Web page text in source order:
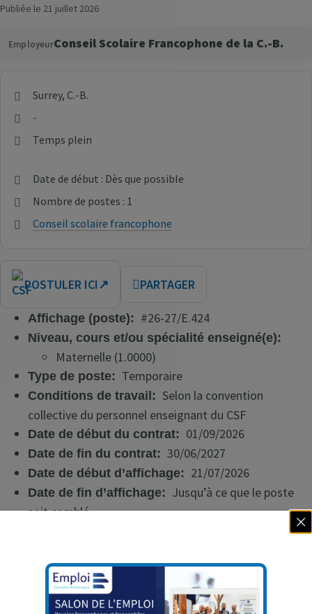
Publiée le 21 juillet 2026
EmployeurConseil Scolaire Francophone de la C.-B.
Surrey, C.-B.
-
Temps plein
Date de début : Dès que possible
Nombre de postes : 1
Conseil scolaire francophone
POSTULER ICI↗ PARTAGER
Affichage (poste): #26-27/E.424
Niveau, cours et/ou spécialité enseigné(e):
Maternelle (1.0000)
Type de poste: Temporaire
Conditions de travail: Selon la convention
collective du personnel enseignant du CSF
Date de début du contrat: 01/09/2026
Date de fin du contrat: 30/06/2027
Date de début d’affichage: 21/07/2026
Date de fin d’affichage: Jusqu’à ce que le poste
soit comblé
d’apprentissage inclusif, sécuritaire et bienveillant, en
tenant compte à la fois de leur individualité et de leurs
besoins spécifiques ;